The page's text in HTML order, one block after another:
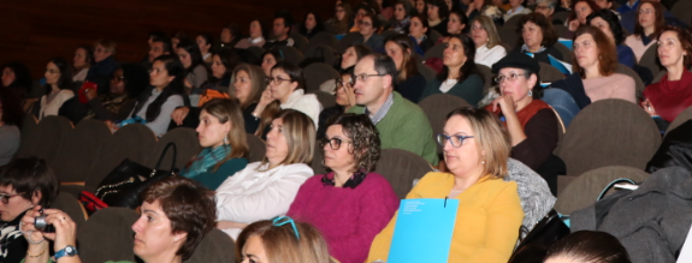
e
Renato Paiva – SOS tenho de
passar
13.00€
Ensina o teu filho a estudar
17.00€